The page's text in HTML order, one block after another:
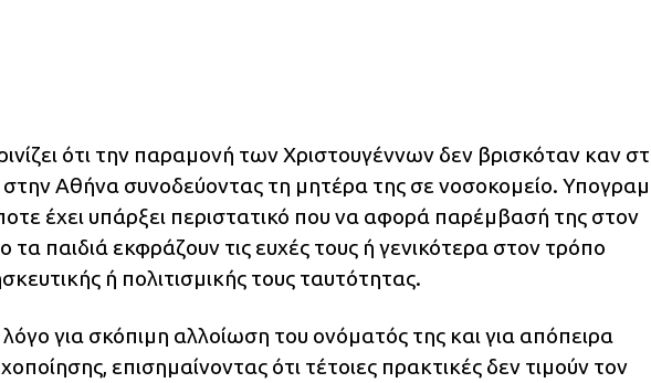
ότι την παραμονή των Χριστουγέννων δεν βρισκόταν καν
Αθήνα συνοδεύοντας τη μητέρα της σε νοσοκομείο.
έχει υπάρξει περιστατικό που να αφορά παρέμβασή της στον
τα παιδιά εκφράζουν τις ευχές τους ή γενικότερα στον τρόπο
ή πολιτισμικής τους ταυτότητας.
για σκόπιμη αλλοίωση του ονόματός της και για απόπειρα
επισημαίνοντας ότι τέτοιες πρακτικές δεν τιμούν τον